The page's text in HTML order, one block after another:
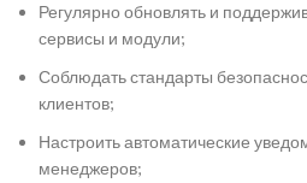
Регулярно обновлять и
сервисы и модули;
Соблюдать стандарты
клиентов;
Настроить автоматические
менеджеров;